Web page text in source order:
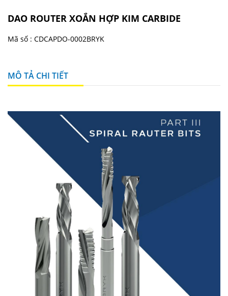
DAO ROUTER XOẮN HỢP KIM CARBIDE
Mã số : CDCAPDO-0002BRYK
MÔ TẢ CHI TIẾT